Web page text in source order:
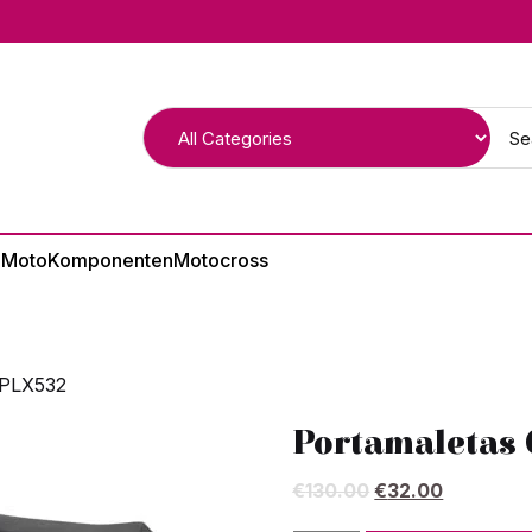
KomponentenMotocross
Portamaletas
€130.00 El
€32.00El